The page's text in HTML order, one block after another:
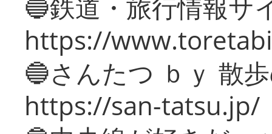
🔵鉄道・旅行情報サ
https://
🔵さんたつ ｂｙ 散
https://san-tatsu.jp/